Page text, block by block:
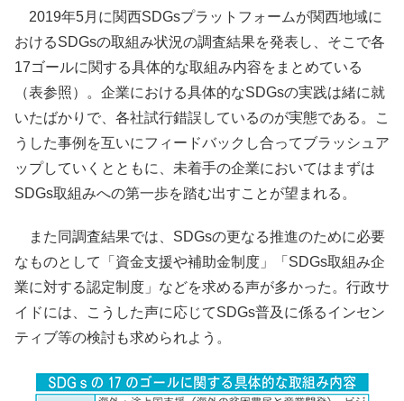
2019年5月に関西SDGsプラットフォームが関西地域に
おけるSDGsの取組み状況の調査結果を発表し、そこで各
17ゴールに関する具体的な取組み内容をまとめている
（表参照）。企業における具体的なSDGsの実践は緒に就
いたばかりで、各社試行錯誤しているのが実態である。こ
うした事例を互いにフィードバックし合ってブラッシュア
ップしていくとともに、未着手の企業においてはまずは
SDGs取組みへの第一歩を踏む出すことが望まれる。
また同調査結果では、SDGsの更なる推進のために必要
なものとして「資金支援や補助金制度」「SDGs取組み企
業に対する認定制度」などを求める声が多かった。行政サ
イドには、こうした声に応じてSDGs普及に係るインセン
ティブ等の検討も求められよう。